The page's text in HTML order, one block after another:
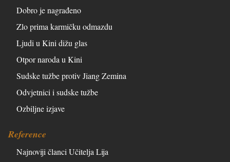
Dobro je nagrađeno
Zlo prima karmičku odmazdu
Ljudi u Kini dižu glas
Otpor naroda u Kini
Sudske tužbe protiv Jiang Zemina
Odvjetnici i sudske tužbe
Ozbiljne izjave
Reference
Najnoviji članci Učitelja Lija